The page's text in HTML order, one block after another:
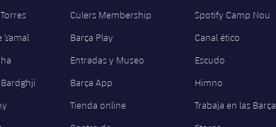
Yamal
Culers Membership
Barça Play
Entradas y Museo
Barça App
Tienda online
Spotify Camp Nou
Canal ético
Escudo
Himno
Trabaja en las Barça